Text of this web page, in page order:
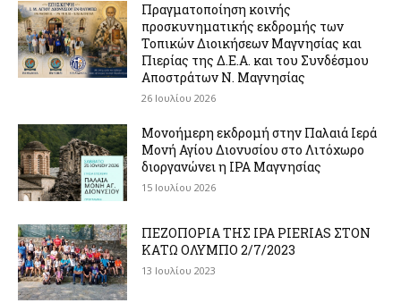
Πραγματοποίηση κοινής
προσκυνηματικής εκδρομής των
Τοπικών Διοικήσεων Μαγνησίας και
Πιερίας της Δ.Ε.Α. και του Συνδέσμου
Αποστράτων Ν. Μαγνησίας
26 Ιουλίου 2026
Μονοήμερη εκδρομή στην Παλαιά Ιερά
Μονή Αγίου Διονυσίου στο Λιτόχωρο
διοργανώνει η IPA Μαγνησίας
15 Ιουλίου 2026
ΠΕΖΟΠΟΡΙΑ ΤΗΣ IPA PIERIAS ΣΤΟΝ
ΚΑΤΩ ΟΛΥΜΠΟ 2/7/2023
13 Ιουλίου 2023